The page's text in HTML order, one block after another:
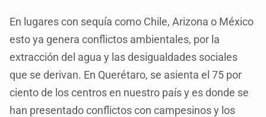
En lugares con sequía como Chile, Arizona o México
esto ya genera conflictos ambientales, por la
extracción del agua y las desigualdades sociales
que se derivan. En Querétaro, se asienta el 75 por
ciento de los centros en nuestro país y es donde se
han presentado conflictos con campesinos y los